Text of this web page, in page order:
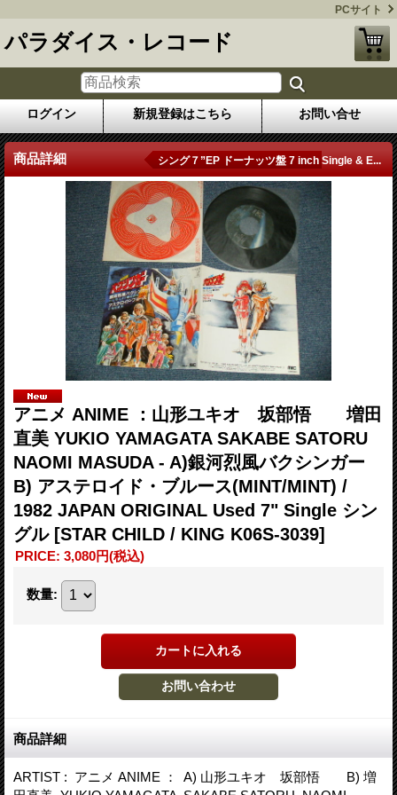
PCサイト
パラダイス・レコード
ログイン 新規登録はこちら お問い合せ
商品詳細 シング７”EP ドーナッツ盤 7 inch Single & E...
アニメ ANIME ：山形ユキオ 坂部悟 増田
直美 YUKIO YAMAGATA SAKABE SATORU
NAOMI MASUDA - A)銀河烈風バクシンガー
B) アステロイド・ブルース(MINT/MINT) /
1982 JAPAN ORIGINAL Used 7" Single シン
グル [STAR CHILD / KING K06S-3039]
PRICE: 3,080円(税込)
数量:
商品詳細
ARTIST : アニメ ANIME ： A) 山形ユキオ 坂部悟 B) 増